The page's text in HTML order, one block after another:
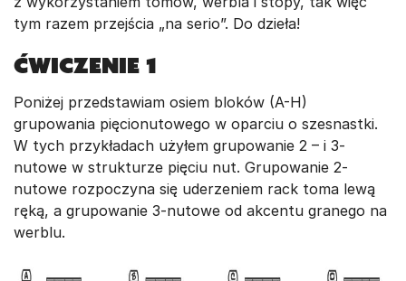
tym razem przejścia „na serio”. Do dzieła!
ĆWICZENIE 1
Poniżej przedstawiam osiem bloków (A-H)
grupowania pięcionutowego w oparciu o szesnastki.
W tych przykładach użyłem grupowanie 2 – i 3-
nutowe w strukturze pięciu nut. Grupowanie 2-
nutowe rozpoczyna się uderzeniem rack toma lewą
ręką, a grupowanie 3-nutowe od akcentu granego na
werblu.